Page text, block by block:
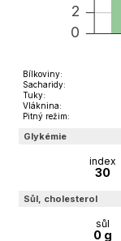
0
2
Bílkoviny:
Sacharidy:
Tuky:
Vláknina:
Pitný režim:
Glykémie
index
30
Sůl, cholesterol
sůl
0 g